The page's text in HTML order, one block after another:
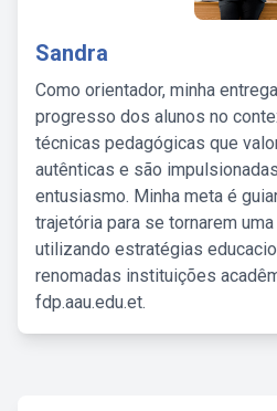
Sandra
Como orientador, minha
progresso dos alunos no
técnicas pedagógicas que
autênticas e são
entusiasmo. Minha meta é
trajetória para se tornarem
utilizando estratégias
renomadas instituições
fdp.aau.edu.et.